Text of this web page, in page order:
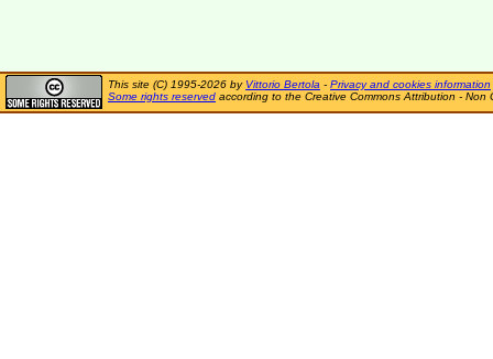
This site (C) 1995-2026 by Vittorio Bertola - Privacy and cookies information
Some rights reserved according to the Creative Commons Attribution - Non